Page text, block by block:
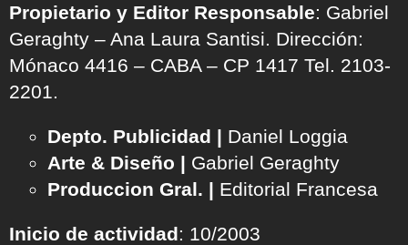
Propietario y Editor Responsable: Gabriel
Geraghty – Ana Laura Santisi. Dirección:
Mónaco 4416 – CABA – CP 1417 Tel. 2103-
2201.
Depto. Publicidad | Daniel Loggia
Arte & Diseño | Gabriel Geraghty
Produccion Gral. | Editorial Francesa
Inicio de actividad: 10/2003